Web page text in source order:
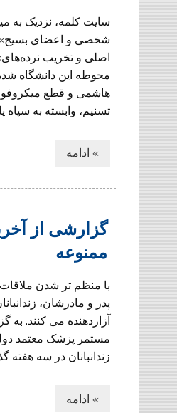
سایت کلمه، نزدیک به
اصلی و تخریب
محوطه این دانشگاه
هاشمی و قطع
تسنیم، وابسته به سپاه
» ادامه
گزارشی از
ممنوعه
با منظم تر شدن
پدر و مادرشان،
آزاردهنده می کنند.
مستمر پزشک معتمد
زندانبانان در سه هفته
» ادامه